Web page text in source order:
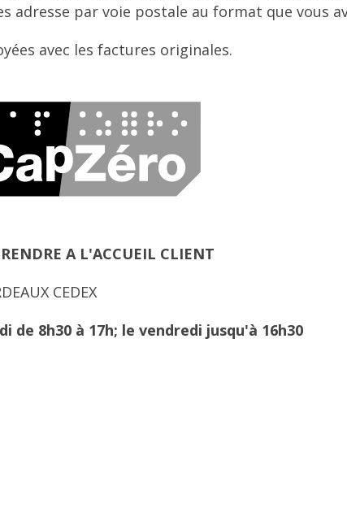
adresse par voie postale au format que vous
avec les factures originales.
A L'ACCUEIL CLIENT
CEDEX
de 8h30 à 17h; le vendredi jusqu'à 16h30